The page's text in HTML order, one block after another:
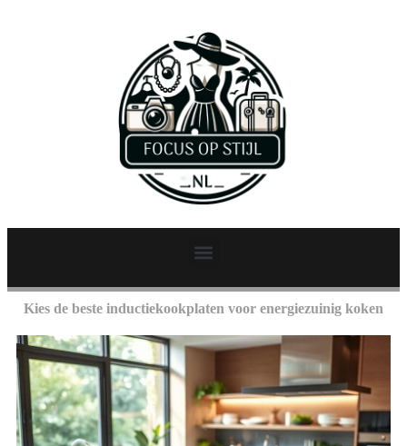
Kies de beste inductiekookplaten voor energiezuinig koken